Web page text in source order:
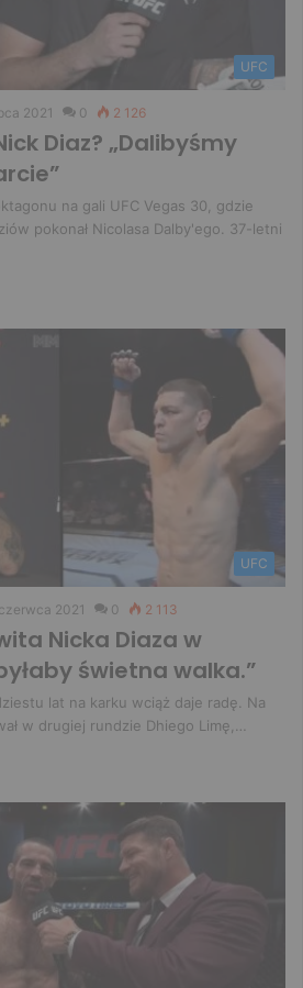
UFC
2021 0 2 126
Diaz? „Dalibyśmy
na gali UFC Vegas 30, gdzie
pokonał Nicolasa Dalby'ego. 37-letni
UFC
2021 0 2 113
Nicka Diaza w
świetna walka.”
lat na karku wciąż daje radę. Na
w drugiej rundzie Dhiego Limę,…